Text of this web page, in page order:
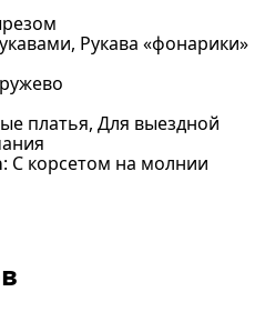
Рукава «фонарики»
платья, Для выездной
: С корсетом на молнии